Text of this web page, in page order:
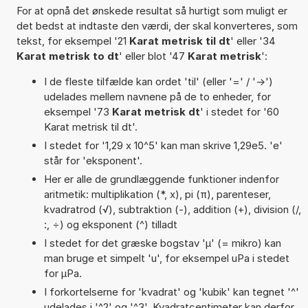
For at opnå det ønskede resultat så hurtigt som muligt er
det bedst at indtaste den værdi, der skal konverteres, som
tekst, for eksempel '21 Karat metrisk til dt' eller '34
Karat metrisk to dt' eller blot '47 Karat metrisk':
I de fleste tilfælde kan ordet 'til' (eller '=' / '->')
udelades mellem navnene på de to enheder, for
eksempel '73 Karat metrisk dt' i stedet for '60
Karat metrisk til dt'.
I stedet for '1,29 x 10^5' kan man skrive 1,29e5. 'e'
står for 'eksponent'.
Her er alle de grundlæggende funktioner indenfor
aritmetik: multiplikation (*, x), pi (π), parenteser,
kvadratrod (√), subtraktion (-), addition (+), division (/,
:, ÷) og eksponent (^) tilladt
I stedet for det græske bogstav 'µ' (= mikro) kan
man bruge et simpelt 'u', for eksempel uPa i stedet
for µPa.
I forkortelserne for 'kvadrat' og 'kubik' kan tegnet '^'